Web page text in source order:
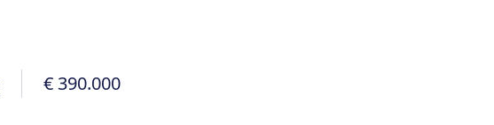
€ 390.000